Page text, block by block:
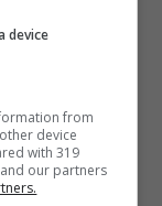
Patric.
con il
device
from
device
with 319
our partners